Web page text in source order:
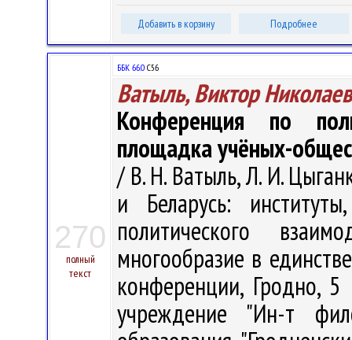
Добавить в корзину Подробнее
270
полный
текст
ББК 66.0 С56
Ватыль, Виктор
Конференция по
площадка учёных-
/ В. Н. Ватыль, Л. И.
и Беларусь:
политического
многообразие в
конференции, Гродно,
учреждение "Ин-т